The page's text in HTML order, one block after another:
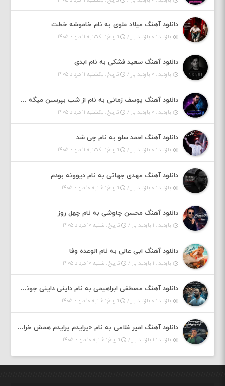
دانلود آهنگ میلاد علوی به نام خاموشه خطت
بازدید : ۰ بازدید بار / تاریخ : یکشنبه ۱۱ مرداد ۱۴۰۵
دانلود آهنگ سعید فشکی به نام ابدی
بازدید : ۰ بازدید بار / تاریخ : یکشنبه ۱۱ مرداد ۱۴۰۵
دانلود آهنگ یوسف زمانی به نام از شب بپرسین میگه چه روزگاری دارم
بازدید : ۰ بازدید بار / تاریخ : یکشنبه ۱۱ مرداد ۱۴۰۵
دانلود آهنگ احمد سلو به نام چی شد
بازدید : ۰ بازدید بار / تاریخ : یکشنبه ۱۱ مرداد ۱۴۰۵
دانلود آهنگ مهدی جهانی به نام دیوونه بودم
بازدید : ۰ بازدید بار / تاریخ : شنبه ۱۰ مرداد ۱۴۰۵
دانلود آهنگ محسن چاوشی به نام چهل روز
بازدید : ۱ بازدید بار / تاریخ : شنبه ۱۰ مرداد ۱۴۰۵
دانلود آهنگ ابی عالی به نام الوعده وفا
بازدید : ۱ بازدید بار / تاریخ : شنبه ۱۰ مرداد ۱۴۰۵
دانلود آهنگ مصطفی ابراهیمی به نام داینی داینی جونم قربون پنج تیر پرونم
بازدید : ۰ بازدید بار / تاریخ : شنبه ۱۰ مرداد ۱۴۰۵
دانلود آهنگ امیر غلامی به نام «پرایدم پرایدم همش خرابه یار نیو کنارم دیگه پولی نداروم (ریمیکس اینستاگرام)»
بازدید : ۱ بازدید بار / تاریخ : شنبه ۱۰ مرداد ۱۴۰۵